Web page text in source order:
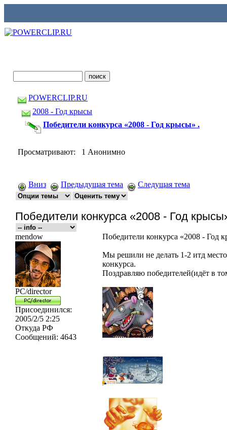
POWERCLIP.RU
2008 - Год крысы
Победители конкурса «2008 - Год крысы» .
Просматривают: 1 Анонимно
Вниз Предыдущая тема Следущая тема
Победители конкурса «2008 - Год
mendow
PC/director
Присоединился:
2005/2/5 2:25
Откуда РФ
Сообщений: 4643
Победители конкурса «2008 - Год
Мы решили не делать 1-2 итд место,
конкурса.
Поздравляю победителей(идёт в